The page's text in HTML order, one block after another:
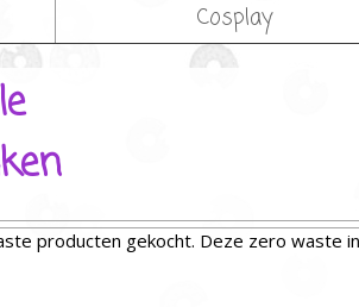
Cosplay
producten gekocht. Deze zero waste